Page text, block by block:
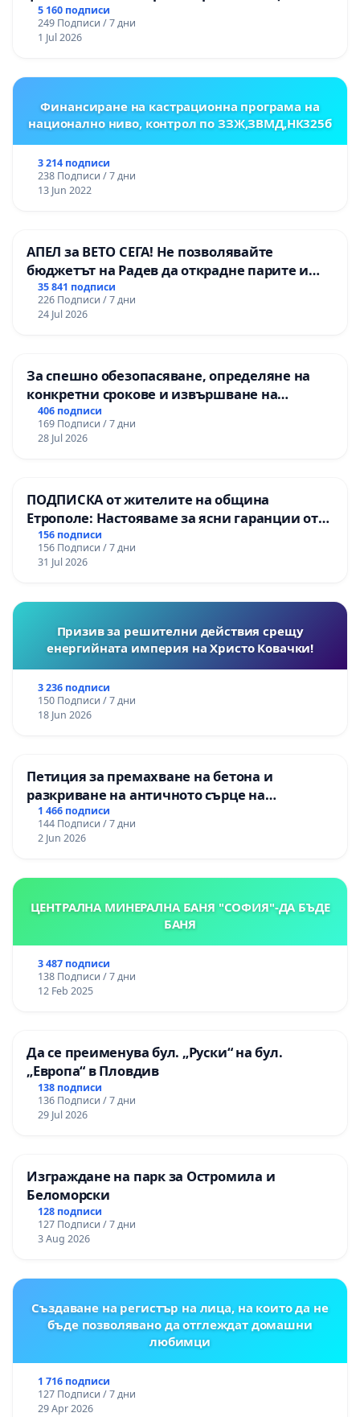
Радомир
5 160 подписи
249 Подписи / 7 дни
1 Jul 2026
Финансиране на кастрационна програма на
национално ниво, контрол по ЗЗЖ,ЗВМД,НК325б
3 214 подписи
238 Подписи / 7 дни
13 Jun 2022
АПЕЛ за ВЕТО СЕГА! Не позволявайте
бюджетът на Радев да открадне парите и
правата ни в тъмното
35 841 подписи
226 Подписи / 7 дни
24 Jul 2026
За спешно обезопасяване, определяне на
конкретни срокове и извършване на
цялостна рехабилитация на
републиканския път между пътен възел АМ
„Тракия“ - гр. Ихтиман - с. Мирово - к.к.
406 подписи
169 Подписи / 7 дни
28 Jul 2026
ПОДПИСКА от жителите на община
Етрополе: Настояваме за ясни гаранции от
“Елаците-МЕД” АД и от държавата, че ще се
изпълнят всички екологични норми!
156 подписи
156 Подписи / 7 дни
31 Jul 2026
Призив за решителни действия срещу
енергийната империя на Христо Ковачки!
3 236 подписи
150 Подписи / 7 дни
18 Jun 2026
Петиция за премахване на бетона и
разкриване на античното сърце на
Могиланската могила във Враца
1 466 подписи
144 Подписи / 7 дни
2 Jun 2026
ЦЕНТРАЛНА МИНЕРАЛНА БАНЯ "СОФИЯ"-ДА БЪДЕ
БАНЯ
3 487 подписи
138 Подписи / 7 дни
12 Feb 2025
Да се преименува бул. „Руски“ на бул.
„Европа“ в Пловдив
138 подписи
136 Подписи / 7 дни
29 Jul 2026
Изграждане на парк за Остромила и
Беломорски
128 подписи
127 Подписи / 7 дни
3 Aug 2026
Създаване на регистър на лица, на които да не
бъде позволявано да отглеждат домашни
любимци
1 716 подписи
127 Подписи / 7 дни
29 Apr 2026